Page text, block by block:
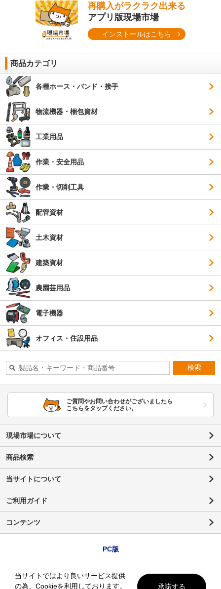
再購入がラクラク出来る
アプリ版現場市場
インストールはこちら
商品カテゴリ
各種ホース・バンド・接手
物流機器・梱包資材
工業用品
作業・安全用品
作業・切削工具
配管資材
土木資材
建築資材
農園芸用品
電子機器
オフィス・住設用品
検索
ご質問やお問い合わせがございましたら
こちらをタップください。
現場市場について
商品検索
当サイトについて
ご利用ガイド
コンテンツ
PC版
当サイトではより良いサービス提供
の為、Cookieを利用しております。
承諾する